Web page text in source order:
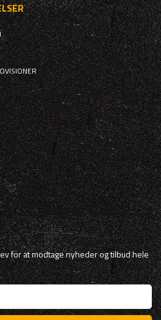
for at modtage nyheder og tilbud hele